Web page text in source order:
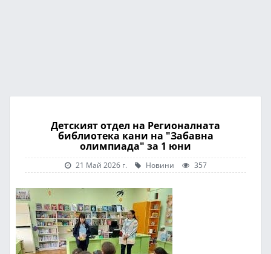
Детският отдел на Регионалната
библиотека кани на "Забавна
олимпиада" за 1 юни
21 Май 2026 г. Новини 357